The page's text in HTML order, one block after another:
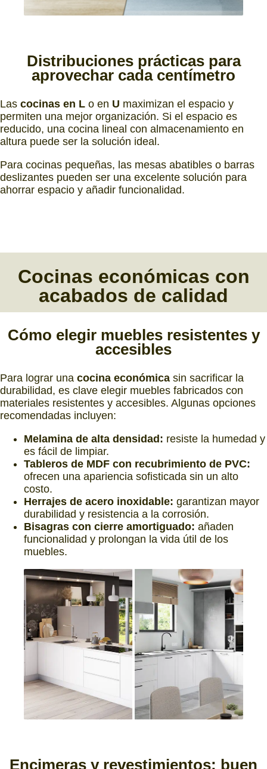
Distribuciones prácticas para
aprovechar cada centímetro
Las cocinas en L o en U maximizan el espacio y
permiten una mejor organización. Si el espacio es
reducido, una cocina lineal con almacenamiento en
altura puede ser la solución ideal.
Para cocinas pequeñas, las mesas abatibles o barras
deslizantes pueden ser una excelente solución para
ahorrar espacio y añadir funcionalidad.
Cocinas económicas con
acabados de calidad
Cómo elegir muebles resistentes y
accesibles
Para lograr una cocina económica sin sacrificar la
durabilidad, es clave elegir muebles fabricados con
materiales resistentes y accesibles. Algunas opciones
recomendadas incluyen:
Melamina de alta densidad: resiste la humedad y
es fácil de limpiar.
Tableros de MDF con recubrimiento de PVC:
ofrecen una apariencia sofisticada sin un alto
costo.
Herrajes de acero inoxidable: garantizan mayor
durabilidad y resistencia a la corrosión.
Bisagras con cierre amortiguado: añaden
funcionalidad y prolongan la vida útil de los
muebles.
Encimeras y revestimientos: buen